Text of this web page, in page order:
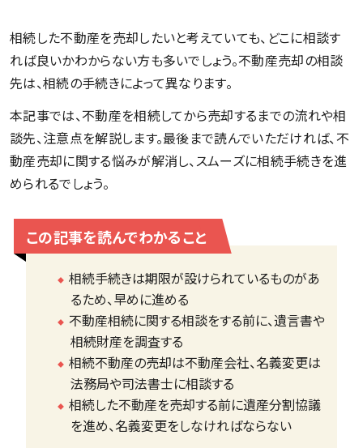
記事一覧を見る
相続した不動産を売却したいと考えていても、どこに相談す
れば良いかわからない方も多いでしょう。不動産売却の相談
先は、相続の手続きによって異なります。
本記事では、不動産を相続してから売却するまでの流れや相
談先、注意点を解説します。最後まで読んでいただければ、不
動産売却に関する悩みが解消し、スムーズに相続手続きを進
められるでしょう。
この記事を読んでわかること
相続手続きは期限が設けられているものがあ
るため、早めに進める
不動産相続に関する相談をする前に、遺言書や
相続財産を調査する
相続不動産の売却は不動産会社、名義変更は
法務局や司法書士に相談する
相続した不動産を売却する前に遺産分割協議
を進め、名義変更をしなければならない